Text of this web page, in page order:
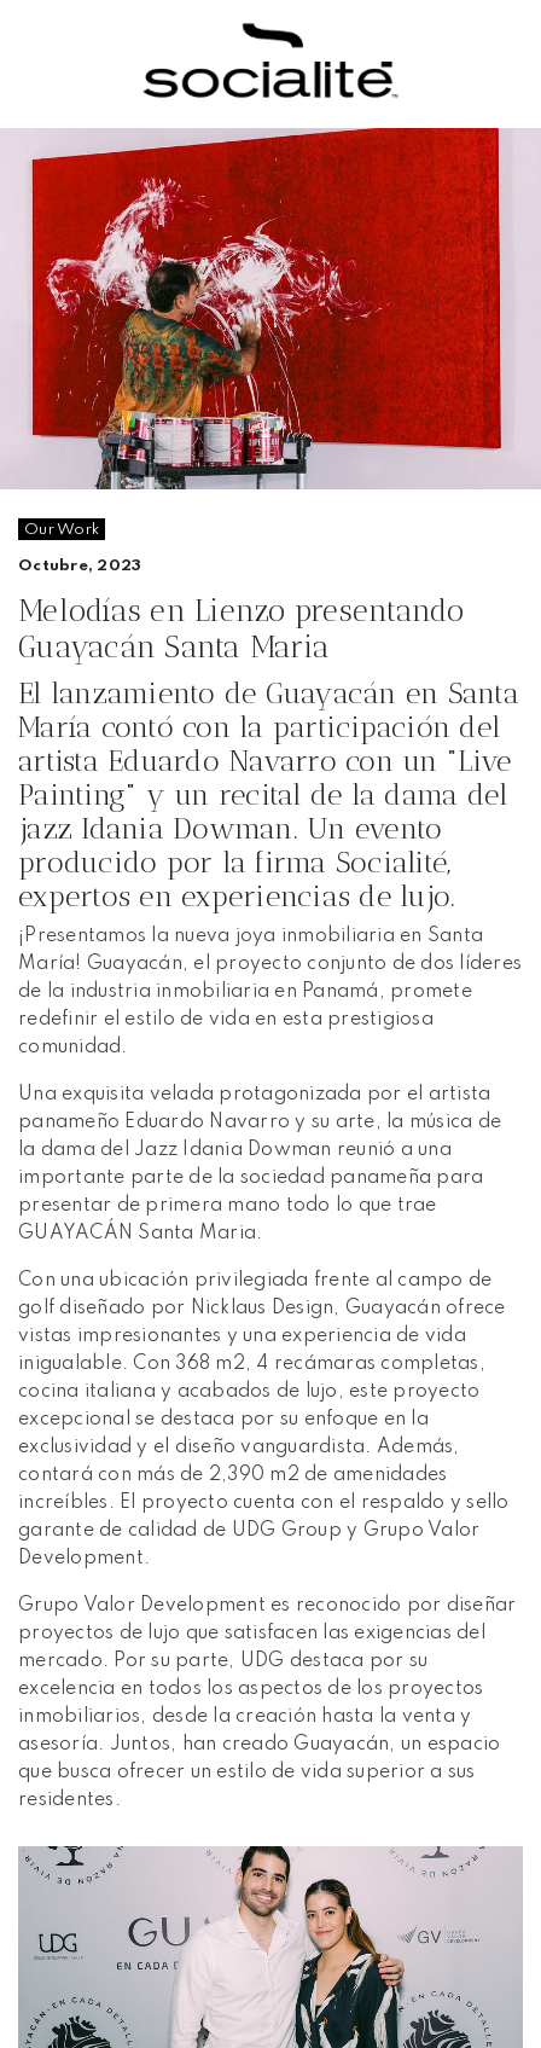
Our Work
Octubre, 2023
Melodías en Lienzo presentando
Guayacán Santa Maria
El lanzamiento de Guayacán en Santa
María contó con la participación del
artista Eduardo Navarro con un "Live
Painting" y un recital de la dama del
jazz Idania Dowman. Un evento
producido por la firma Socialité,
expertos en experiencias de lujo.
¡Presentamos la nueva joya inmobiliaria en Santa
María! Guayacán, el proyecto conjunto de dos líderes
de la industria inmobiliaria en Panamá, promete
redefinir el estilo de vida en esta prestigiosa
comunidad.
Una exquisita velada protagonizada por el artista
panameño Eduardo Navarro y su arte, la música de
la dama del Jazz Idania Dowman reunió a una
importante parte de la sociedad panameña para
presentar de primera mano todo lo que trae
GUAYACÁN Santa Maria.
Con una ubicación privilegiada frente al campo de
golf diseñado por Nicklaus Design, Guayacán ofrece
vistas impresionantes y una experiencia de vida
inigualable. Con 368 m2, 4 recámaras completas,
cocina italiana y acabados de lujo, este proyecto
excepcional se destaca por su enfoque en la
exclusividad y el diseño vanguardista. Además,
contará con más de 2,390 m2 de amenidades
increíbles. El proyecto cuenta con el respaldo y sello
garante de calidad de UDG Group y Grupo Valor
Development.
Grupo Valor Development es reconocido por diseñar
proyectos de lujo que satisfacen las exigencias del
mercado. Por su parte, UDG destaca por su
excelencia en todos los aspectos de los proyectos
inmobiliarios, desde la creación hasta la venta y
asesoría. Juntos, han creado Guayacán, un espacio
que busca ofrecer un estilo de vida superior a sus
residentes.